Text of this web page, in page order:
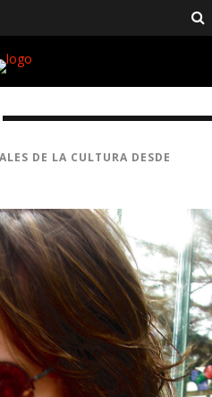
DE LA CULTURA DESDE